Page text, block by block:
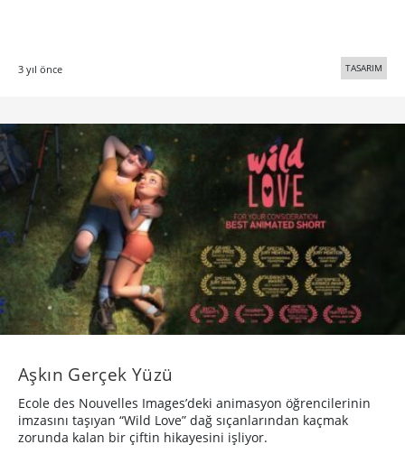
3 yıl önce TASARIM
Aşkın Gerçek Yüzü
Ecole des Nouvelles Images’deki animasyon öğrencilerinin
imzasını taşıyan “Wild Love” dağ sıçanlarından kaçmak
zorunda kalan bir çiftin hikayesini işliyor.